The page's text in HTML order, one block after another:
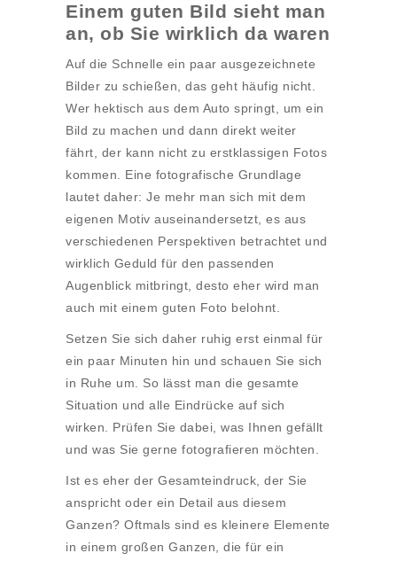
Einem guten Bild sieht man
an, ob Sie wirklich da waren
Auf die Schnelle ein paar ausgezeichnete
Bilder zu schießen, das geht häufig nicht.
Wer hektisch aus dem Auto springt, um ein
Bild zu machen und dann direkt weiter
fährt, der kann nicht zu erstklassigen Fotos
kommen. Eine fotografische Grundlage
lautet daher: Je mehr man sich mit dem
eigenen Motiv auseinandersetzt, es aus
verschiedenen Perspektiven betrachtet und
wirklich Geduld für den passenden
Augenblick mitbringt, desto eher wird man
auch mit einem guten Foto belohnt.
Setzen Sie sich daher ruhig erst einmal für
ein paar Minuten hin und schauen Sie sich
in Ruhe um. So lässt man die gesamte
Situation und alle Eindrücke auf sich
wirken. Prüfen Sie dabei, was Ihnen gefällt
und was Sie gerne fotografieren möchten.
Ist es eher der Gesamteindruck, der Sie
anspricht oder ein Detail aus diesem
Ganzen? Oftmals sind es kleinere Elemente
in einem großen Ganzen, die für ein